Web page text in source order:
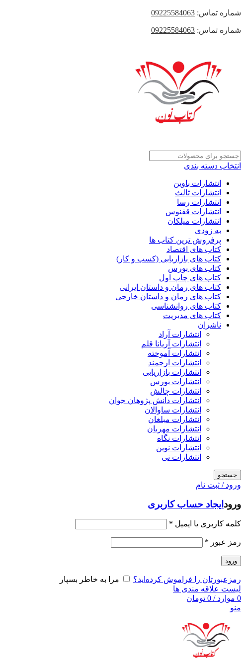
شماره تماس: 09225584063
شماره تماس: 09225584063
انتخاب دسته بندی
انتشارات باوین
انتشارات ثالث
انتشارات رسا
انتشارات ققنوس
انتشارات میلکان
به زودی
پرفروش ترین کتاب ها
کتاب های اقتصاد
کتاب های بازاریابی (کسب و کار)
کتاب های بورس
کتاب های چاپ اول
کتاب های رمان و داستان ایرانی
کتاب های رمان و داستان خارجی
کتاب های روانشناسی
کتاب های مدیریت
ناشران
انتشارات آراد
انتشارات آریانا قلم
انتشارات آموخته
انتشارات ارجمند
انتشارات بازاریابی
انتشارات بورس
انتشارات چالش
انتشارات دانش پژوهان جوان
انتشارات ساوالان
انتشارات مبلغان
انتشارات مهربان
انتشارات نگاه
انتشارات نوین
انتشارات نی
جستجو
ورود / ثبت نام
ورود ایجاد حساب کاربری
کلمه کاربری یا ایمیل *
رمز عبور *
ورود
رمزعبورتان را فراموش کرده‌اید؟
مرا به خاطر بسپار
لیست علاقه مندی ها
0 موارد /
0 تومان
منو